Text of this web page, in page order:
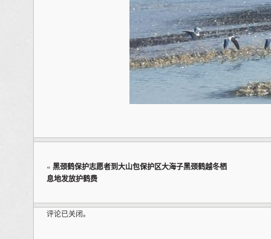
« 黑颈鹤保护志愿者到大山包保护区大海子黑颈鹤越冬栖
息地发放护鹤费
评论已关闭。